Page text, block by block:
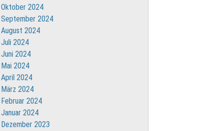
Oktober 2024
September 2024
August 2024
Juli 2024
Juni 2024
Mai 2024
April 2024
März 2024
Februar 2024
Januar 2024
Dezember 2023